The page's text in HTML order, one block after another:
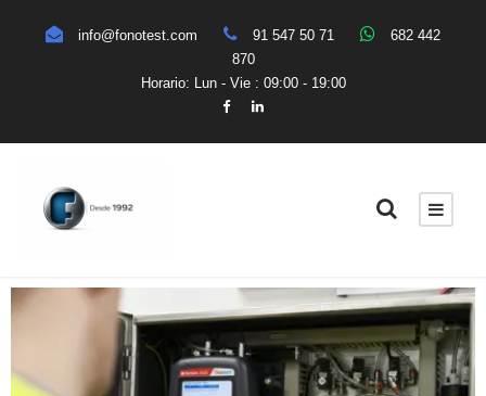
info@fonotest.com 91 547 50 71
682 442
870
Horario: Lun - Vie : 09:00 - 19:00